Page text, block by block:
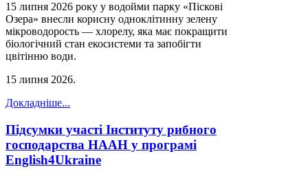
15 липня 2026 року у водойми парку «Піскові
Озера» внесли корисну одноклітинну зелену
мікроводорость — хлорелу, яка має покращити
біологічний стан екосистеми та запобігти
цвітінню води.
15 липня 2026.
Докладніше...
Підсумки участі Інституту рибного
господарства НААН у програмі
English4Ukraine